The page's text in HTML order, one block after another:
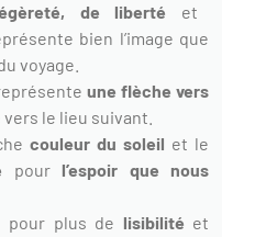
de liberté et
bien l’image que
voyage.
une flèche vers
le lieu suivant.
couleur du soleil et le
pour l’espoir que nous
pour plus de lisibilité et